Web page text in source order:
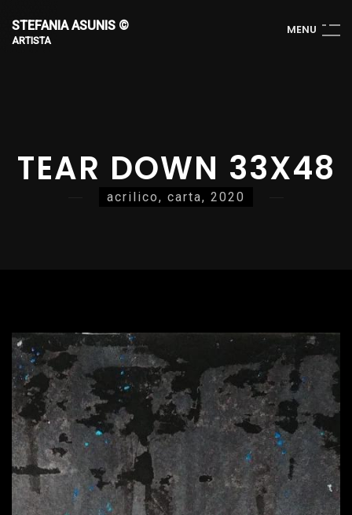
STEFANIA ASUNIS ©
ARTISTA
MENU
TEAR DOWN 33X48
acrilico, carta, 2020